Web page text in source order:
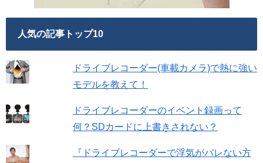
人気の記事トップ10
ドライブレコーダー(車載カメラ)で熱に強い
モデルを教えて！
ドライブレコーダーのイベント録画って
何？SDカードに上書きされない？
『ドライブレコーダーで浮気がバレない方